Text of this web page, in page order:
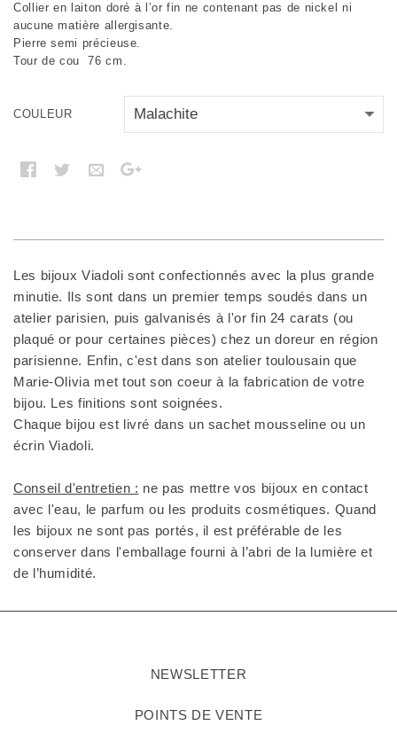
initial
était :
65€.
actuel
est :
40€.
Collier en laiton doré à l’or fin ne contenant pas de nickel ni
aucune matière allergisante.
Pierre semi précieuse.
Tour de cou 76 cm.
COULEUR
Les bijoux Viadoli sont confectionnés avec la plus grande
minutie. Ils sont dans un premier temps soudés dans un
atelier parisien, puis galvanisés à l'or fin 24 carats (ou
plaqué or pour certaines pièces) chez un doreur en région
parisienne. Enfin, c'est dans son atelier toulousain que
Marie-Olivia met tout son coeur à la fabrication de votre
bijou. Les finitions sont soignées.
Chaque bijou est livré dans un sachet mousseline ou un
écrin Viadoli.
Conseil d'entretien : ne pas mettre vos bijoux en contact
avec l'eau, le parfum ou les produits cosmétiques. Quand
les bijoux ne sont pas portés, il est préférable de les
conserver dans l'emballage fourni à l’abri de la lumière et
de l’humidité.
NEWSLETTER
POINTS DE VENTE